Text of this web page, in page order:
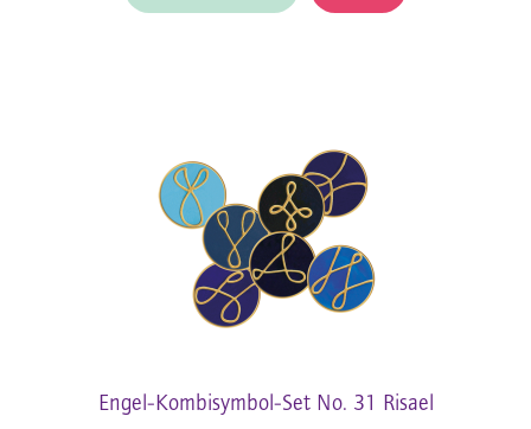
Engel-Kombisymbol-Set No. 31 Risael